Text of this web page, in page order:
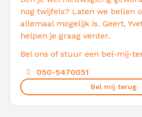
nog twijfels? Laten we bellen
allemaal mogelijk is. Geert,
helpen je graag verder.
Bel ons of stuur een bel-mij-
050-5470051
Bel mij terug